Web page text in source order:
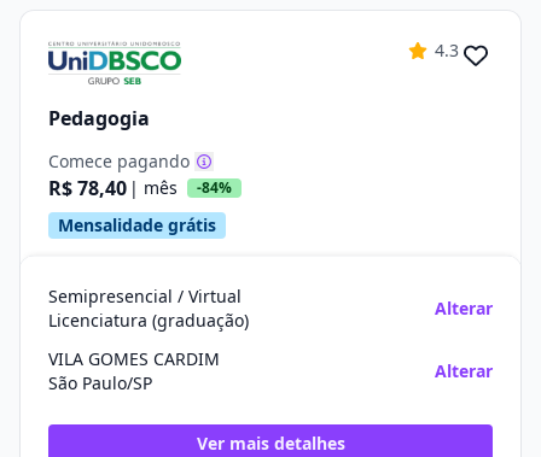
4.3
Pedagogia
Comece pagando
R$ 78,40 | mês -84%
Mensalidade grátis
Semipresencial / Virtual
Licenciatura (graduação)
Alterar
VILA GOMES CARDIM
São Paulo/SP
Alterar
Ver mais detalhes